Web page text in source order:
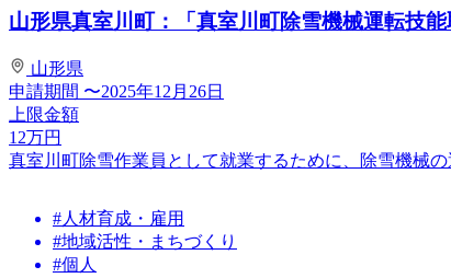
山形県真室川町：「真室川町除雪機械運転技能
山形県
申請期間 〜2025年12月26日
上限金額
12万円
真室川町除雪作業員として就業するために、除雪機械
#人材育成・雇用
#地域活性・まちづくり
#個人